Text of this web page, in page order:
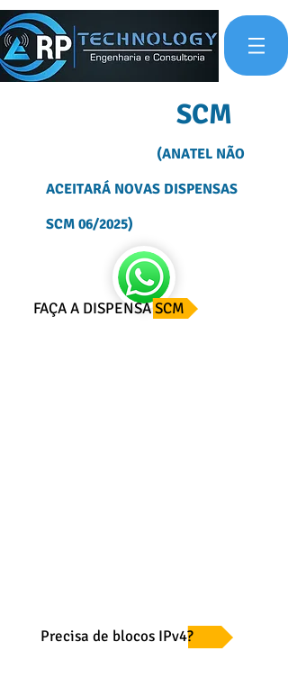
SCM
(ANATEL NÃO
ACEITARÁ NOVAS DISPENSAS
SCM 06/2025)
FAÇA A DISPENSA SCM
Precisa de blocos IPv4?